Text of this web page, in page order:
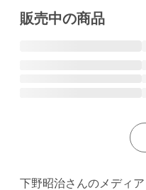
販売中の商品
下野昭治さんのメディア